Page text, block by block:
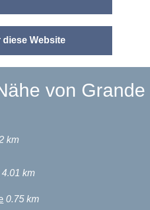
diese Website
von Grande
km
4.01 km
0.75 km